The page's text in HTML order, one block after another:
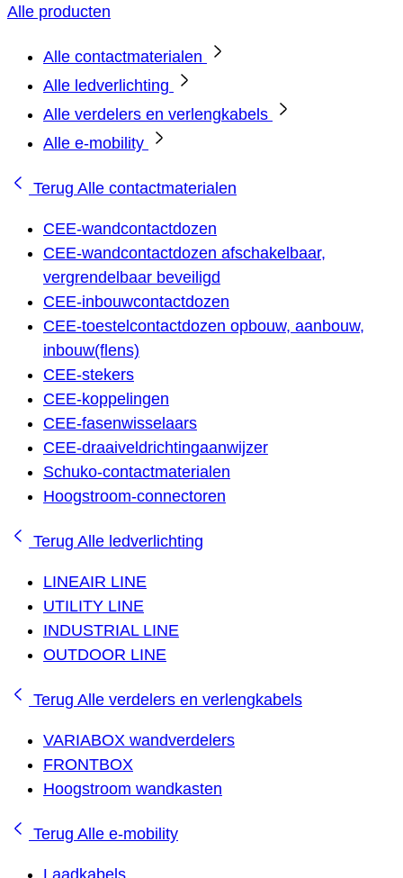
Alle producten
Alle contactmaterialen
Alle ledverlichting
Alle verdelers en verlengkabels
Alle e-mobility
Terug Alle contactmaterialen
CEE-wandcontactdozen
CEE-wandcontactdozen afschakelbaar,
vergrendelbaar beveiligd
CEE-inbouwcontactdozen
CEE-toestelcontactdozen opbouw, aanbouw,
inbouw(flens)
CEE-stekers
CEE-koppelingen
CEE-fasenwisselaars
CEE-draaiveldrichtingaanwijzer
Schuko-contactmaterialen
Hoogstroom-connectoren
Terug Alle ledverlichting
LINEAIR LINE
UTILITY LINE
INDUSTRIAL LINE
OUTDOOR LINE
Terug Alle verdelers en verlengkabels
VARIABOX wandverdelers
FRONTBOX
Hoogstroom wandkasten
Terug Alle e-mobility
Laadkabels